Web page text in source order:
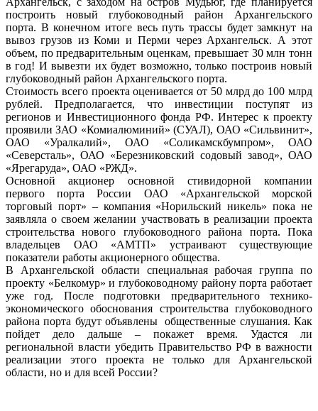
построить новый глубоководный район Архангельского
порта. В конечном итоге весь путь трассы будет замкнут на
вывоз грузов из Коми и Перми через Архангельск. А этот
объем, по предварительным оценкам, превышает 30 млн тонн
в год! И вывезти их будет возможно, только построив новый
глубоководный район Архангельского порта.
Стоимость всего проекта оценивается от 50 млрд до 100 млрд
рублей. Предполагается, что инвестиции поступят из
регионов и Инвестиционного фонда РФ. Интерес к проекту
проявили ЗАО «Комиалюминий» (СУАЛ), ОАО «Сильвинит»,
ОАО «Уралкалий», ОАО «Соликамскбумпром», ОАО
«Северсталь», ОАО «Березниковский содовый завод», ОАО
«Ярегаруда», ОАО «РЖД».
Основной акционер основной стивидорной компании
первого порта России ОАО «Архангельской морской
торговый порт» – компания «Норильский никель» пока не
заявляла о своем желании участвовать в реализации проекта
строительства нового глубоководного района порта. Пока
владельцев ОАО «АМТП» устраивают существующие
показатели работы акционерного общества.
В Архангельской области специальная рабочая группа по
проекту «Белкомур» и глубоководному району порта работает
уже год. После подготовки предварительного технико-
экономического обоснования строительства глубоководного
района порта будут объявлены общественные слушания. Как
пойдет дело дальше – покажет время. Удастся ли
региональной власти убедить Правительство РФ в важности
реализации этого проекта не только для Архангельской
области, но и для всей России?